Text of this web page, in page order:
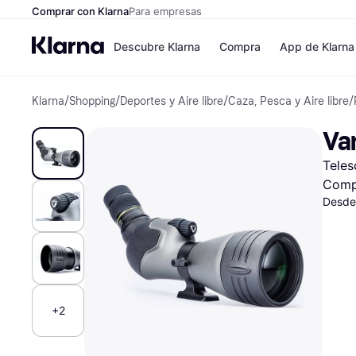
Comprar con KlarnaPara empresas
Descubre Klarna
Formas de
Paga ahora
Paga en 3 plazos
Paga en 30 días
Financiación
Klarna en Apple
Compra
Tiendas
Zalando Prive
JD Sports
Directorio de
App de Klarna
Klarna/Shopping/Deportes y Aire libre/Caza, Pesca y Aire libre/
+2